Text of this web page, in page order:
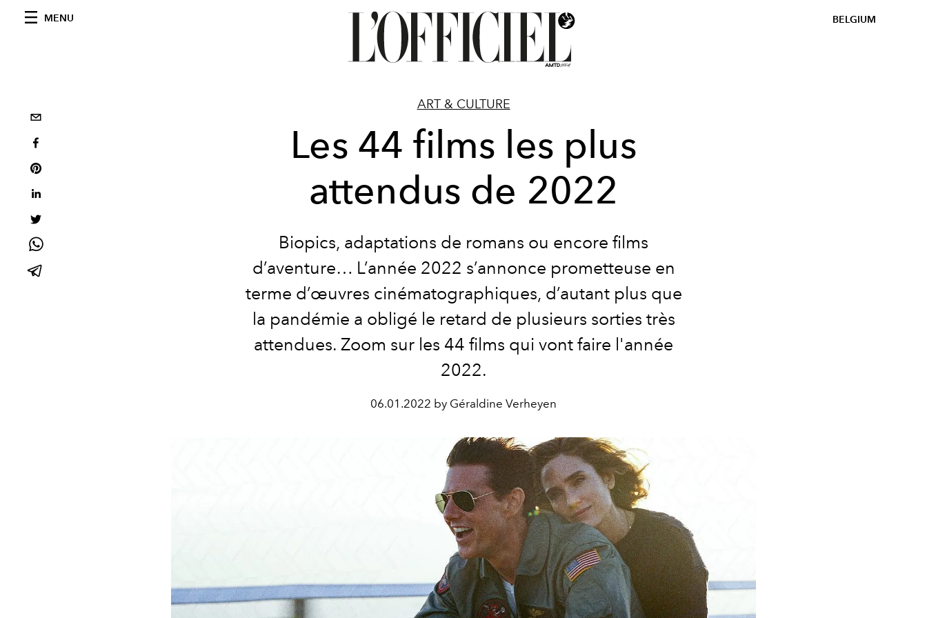
MENU BELGIUM
ART & CULTURE
Les 44 films les plus
attendus de 2022
Biopics, adaptations de romans ou encore films
d’aventure… L’année 2022 s’annonce prometteuse en
terme d’œuvres cinématographiques, d’autant plus que
la pandémie a obligé le retard de plusieurs sorties très
attendues. Zoom sur les 44 films qui vont faire l'année
2022.
06.01.2022 by Géraldine Verheyen